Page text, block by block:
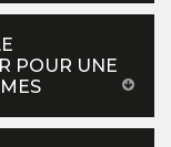
POUR UNE